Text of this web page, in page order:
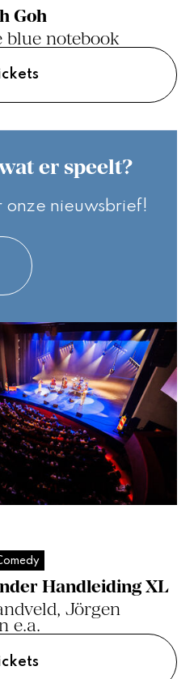
Goh
blue notebook
er speelt?
onze nieuwsbrief!
Handleiding XL
Jörgen
e.a.